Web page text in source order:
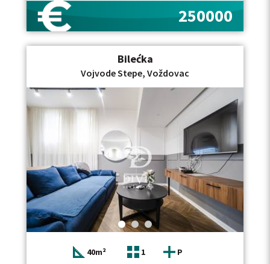
porodični život. Odlikuje ga funkcionalan raspored i
dosta prirodne svetlosti. Sastoji se od dnevnog
boravka, dve spavaće sobe, odvojene kuhinje, kupatila,
gostinskog toaleta, ostave, hodnika i terase. Stanu
pripada i podrumska prostorija koja pruža dodatni
prostor za odlaganje. Grejanje je centralno na toplanu,
a zgrada je uredna i redovno održavana. Parking je
dostupan u ulici, uz mogućnost zakupa garažnog
mesta u javnoj garaži koja se nalazi u okviru zgrade.
Lokacija pruža odličnu povezanost sa svim delovima
grada, a u neposrednoj blizini nalaze se škole, vrtići,
fakulteti, prodavnice, pijaca, restorani, kao i više linija
gradskog prevoza. Stan je uknjižen. Ovaj trosoban
stan u Gostivarskoj ulici na Voždovcu površine 76m2,
nalazi se na trećem spratu, poseduje terasu,
podrumsku prostoriju, centralno grejanje na toplanu i
predstavlja odličan izbor za porodično stanovanje ili
investiciju. Ako tražite nekretninu na sličnoj lokaciji,
pogledajte i našu ponudu stanova u blizini Ulice
Vojvode Stepe, kao i ponudu stanova na Voždovcu.
Posrednička naknada obračunava se u skladu sa
Opštim uslovima poslovanja posrednika DIVIS
NEKRETNINE DOO.
250000
Bilećka
Vojvode Stepe, Voždovac
40m² 1
P